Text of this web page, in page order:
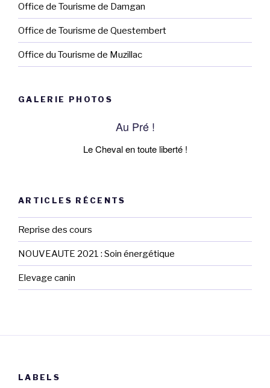
Office de Tourisme de Damgan
Office de Tourisme de Questembert
Office du Tourisme de Muzillac
GALERIE PHOTOS
Au Pré !
Le Cheval en toute liberté !
ARTICLES RÉCENTS
Reprise des cours
NOUVEAUTE 2021 : Soin énergétique
Elevage canin
LABELS